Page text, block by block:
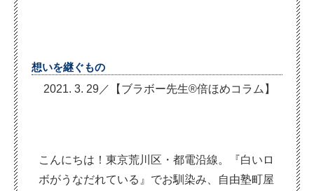
想いを継ぐもの
2021. 3. 29／【ブラボー先生®倍ほめコラム】
こんにちは！東京荒川区・都電沿線。『白いロ
ボがうなだれている』でお馴染み、自由塾町屋